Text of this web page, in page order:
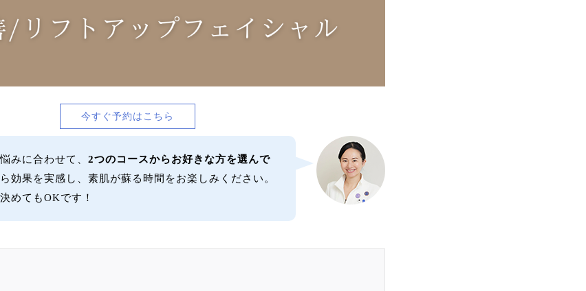
今すぐ予約はこちら
みに合わせて、 2つのコースからお好きな方を選んで
効果を実感し、素肌が蘇る時間をお楽しみください。
めてもOKです！